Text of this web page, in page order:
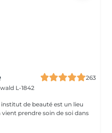
263
L-1842
de beauté est un lieu
prendre soin de soi dans